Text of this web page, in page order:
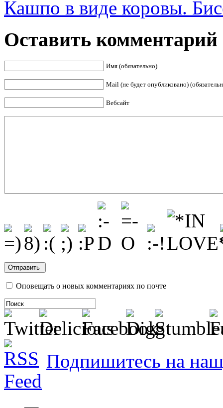
Кашпо в виде коровы.
Оставить комментарий
Имя (обязательно)
Mail (не будет опубликовано)
Вебсайт
Оповещать о новых комментариях по почте
Подпишитесь на